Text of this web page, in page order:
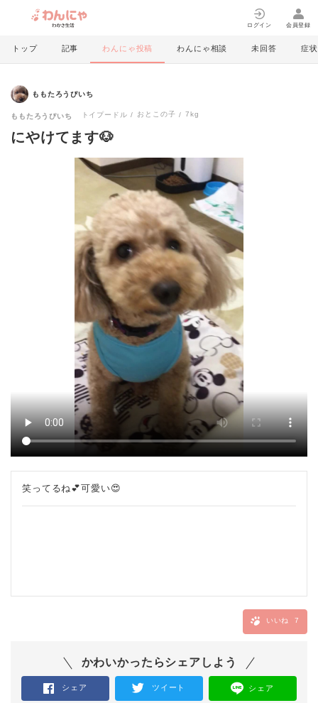
ログイン 会員登録
トップ 記事 わんにゃ投稿 わんにゃ相談 未回答 症状
ももたろうぴいち
ももたろうぴいち トイプードル おとこの子 7kg
にやけてます🐶
笑ってるね💕可愛い😍
いいね 7
かわいかったらシェアしよう
シェア ツイート シェア